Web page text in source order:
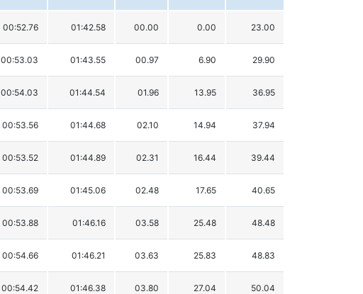
00:52.76 01:42.58 00.00 0.00 23.00
00:53.03 01:43.55 00.97 6.90 29.90
00:54.03 01:44.54 01.96 13.95 36.95
00:53.56 01:44.68 02.10 14.94 37.94
00:53.52 01:44.89 02.31 16.44 39.44
00:53.69 01:45.06 02.48 17.65 40.65
00:53.88 01:46.16 03.58 25.48 48.48
00:54.66 01:46.21 03.63 25.83 48.83
00:54.42 01:46.38 03.80 27.04 50.04